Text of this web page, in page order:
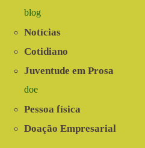
blog
Notícias
Cotidiano
Juventude em Prosa
doe
Pessoa física
Doação Empresarial